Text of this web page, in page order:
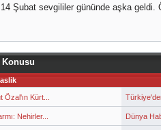
Şubat sevgililer gününde aşka
Kürt...
Nehirler... Dünya